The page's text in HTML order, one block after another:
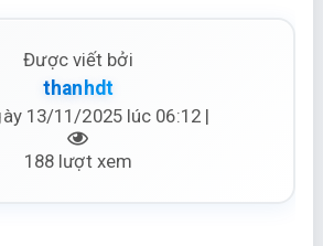
Được viết bởi
thanhdt
13/11/2025 lúc 06:12 |
188 lượt xem